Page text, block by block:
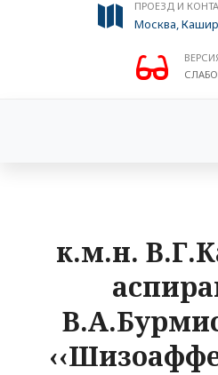
ПРОЕЗД И
Москва,
к.м.н.